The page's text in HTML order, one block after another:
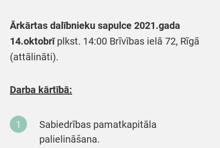
Ārkārtas dalībnieku sapulce 2021.gada
14.oktobrīplkst. 14:00 Brīvības ielā 72, Rīgā
(attālināti).
Darba kārtībā:
Sabiedrības pamatkapitāla
palielināšana.